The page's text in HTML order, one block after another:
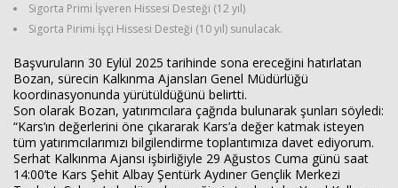
Sigorta Primi İşveren Hissesi Desteği (12 yıl)
Sigorta Pirimi İşçi Hissesi Desteği (10 yıl) sunulacak.
Başvuruların 30 Eylül 2025 tarihinde sona ereceğini hatırlatan
Bozan, sürecin Kalkınma Ajansları Genel Müdürlüğü
koordinasyonunda yürütüldüğünü belirtti.
Son olarak Bozan, yatırımcılara çağrıda bulunarak şunları söyledi:
“Kars’ın değerlerini öne çıkararak Kars’a değer katmak isteyen
tüm yatırımcılarımızı bilgilendirme toplantımıza davet ediyorum.
Serhat Kalkınma Ajansı işbirliğiyle 29 Ağustos Cuma günü saat
14:00’te Kars Şehit Albay Şentürk Aydıner Gençlik Merkezi